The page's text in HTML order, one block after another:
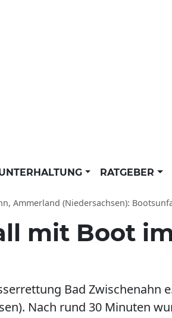
RATGEBER
Ammerland (Niedersachsen):
mit Boot
Bad Zwischenahn
Nach rund 30 Minuten